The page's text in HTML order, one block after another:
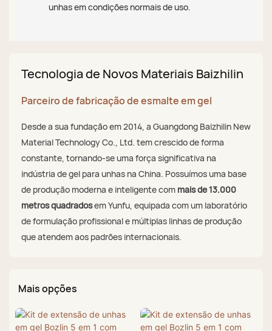
unhas em condições normais de uso.
Tecnologia de Novos Materiais Baizhilin
Parceiro de fabricação de esmalte em gel
Desde a sua fundação em 2014, a Guangdong Baizhilin New
Material Technology Co., Ltd. tem crescido de forma
constante, tornando-se uma força significativa na
indústria de gel para unhas na China. Possuímos uma base
de produção moderna e inteligente com mais de 13.000
metros quadradosem Yunfu, equipada com um laboratório
de formulação profissional e múltiplas linhas de produção
que atendem aos padrões internacionais.
Mais opções